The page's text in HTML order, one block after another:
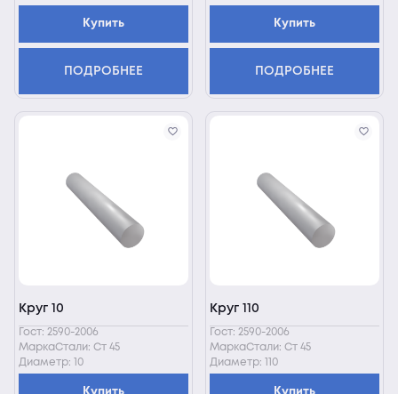
Купить
ПОДРОБНЕЕ
Купить
ПОДРОБНЕЕ
Круг 10
Гост: 2590-2006
МаркаСтали: Ст 45
Диаметр: 10
Купить
Круг 110
Гост: 2590-2006
МаркаСтали: Ст 45
Диаметр: 110
Купить